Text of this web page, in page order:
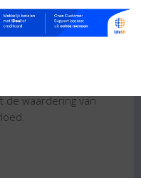
vooral
heeft het de
de waardering van